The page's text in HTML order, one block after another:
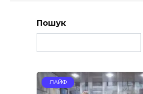
Пошук
ЛАЙФ